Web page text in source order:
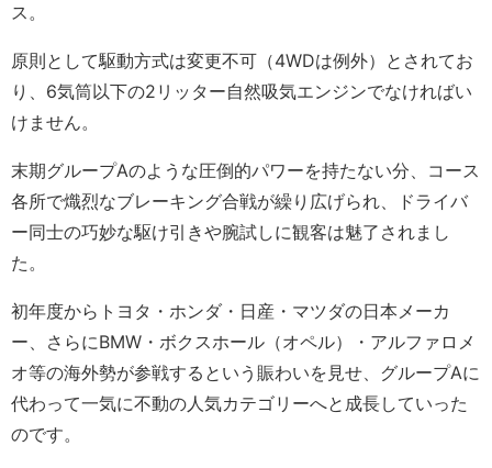
ス。
原則として駆動方式は変更不可（4WDは例外）とされてお
り、6気筒以下の2リッター自然吸気エンジンでなければい
けません。
末期グループAのような圧倒的パワーを持たない分、コース
各所で熾烈なブレーキング合戦が繰り広げられ、ドライバ
ー同士の巧妙な駆け引きや腕試しに観客は魅了されまし
た。
初年度からトヨタ・ホンダ・日産・マツダの日本メーカ
ー、さらにBMW・ボクスホール（オペル）・アルファロメ
オ等の海外勢が参戦するという賑わいを見せ、グループAに
代わって一気に不動の人気カテゴリーへと成長していった
のです。